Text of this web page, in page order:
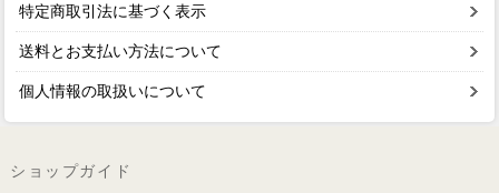
特定商取引法に基づく表示
送料とお支払い方法について
個人情報の取扱いについて
ショップガイド